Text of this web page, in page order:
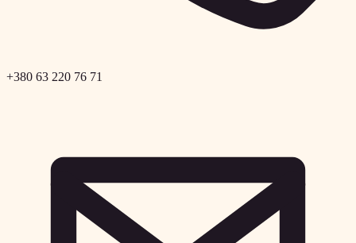
+380 63 220 76 71